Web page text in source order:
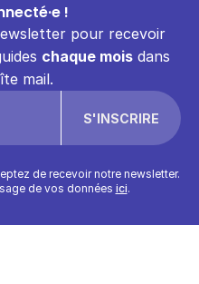
!
pour recevoir
chaque moisdans
mail.
de recevoir notre newsletter.
de vos données ici.